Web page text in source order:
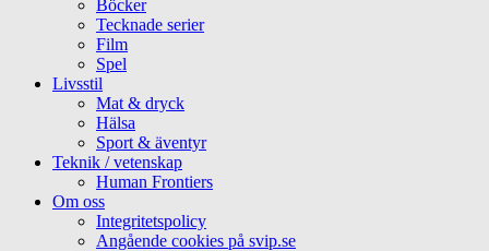
Böcker
Tecknade serier
Film
Spel
Livsstil
Mat & dryck
Hälsa
Sport & äventyr
Teknik / vetenskap
Human Frontiers
Om oss
Integritetspolicy
Angående cookies på svip.se